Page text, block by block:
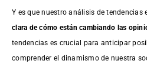
Y es que nuestro análisis de tendencias
clara de cómo están cambiando las
tendencias es crucial para anticipar
comprender el dinamismo de nuestra